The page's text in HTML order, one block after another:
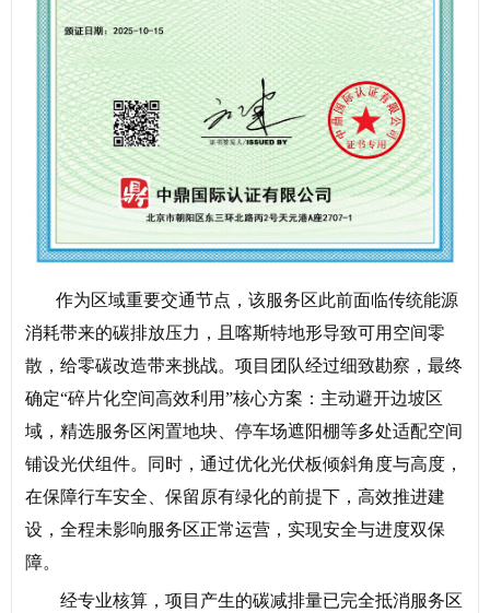
作为区域重要交通节点，该服务区此前面临传统能源
消耗带来的碳排放压力，且喀斯特地形导致可用空间零
散，给零碳改造带来挑战。项目团队经过细致勘察，最终
确定“碎片化空间高效利用”核心方案：主动避开边坡区
域，精选服务区闲置地块、停车场遮阳棚等多处适配空间
铺设光伏组件。同时，通过优化光伏板倾斜角度与高度，
在保障行车安全、保留原有绿化的前提下，高效推进建
设，全程未影响服务区正常运营，实现安全与进度双保
障。
经专业核算，项目产生的碳减排量已完全抵消服务区